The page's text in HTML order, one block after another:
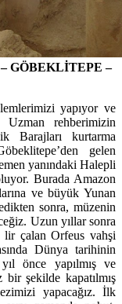
– GÖBEKLİTEPE –
yapıyor ve
Uzman rehberimizin
Barajları kurtarma
gelen
yanındaki Halepli
Burada Amazon
ve büyük Yunan
sonra, müzenin
Uzun yıllar sonra
lir çalan Orfeus vahşi
Dünya tarihinin
önce yapılmış ve
bir şekilde kapatılmış
yapacağız. İlk